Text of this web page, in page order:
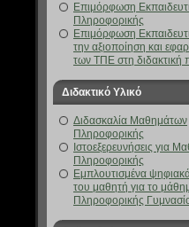
Επιμόρφωση
Πληροφορικής
Επιμόρφωση
την αξιοποίηση και
των ΤΠΕ στη διδακτική
Διδακτικό Υλικό
Διδασκαλία Μαθημάτων
Πληροφορικής
Ιστοεξερευνήσεις για
Πληροφορικής
Eμπλουτισμένα
του μαθητή για το
Πληροφορικής